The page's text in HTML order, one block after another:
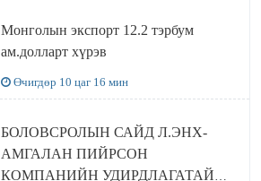
Монголын экспорт 12.2 тэрбум
ам.долларт хүрэв
Өчигдөр 10 цаг 16 мин
БОЛОВСРОЛЫН САЙД Л.ЭНХ-
АМГАЛАН ПИЙРСОН
КОМПАНИЙН УДИРДЛАГАТАЙ